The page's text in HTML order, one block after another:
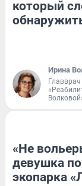
который
Ирина
«Не
девушка
экопарка